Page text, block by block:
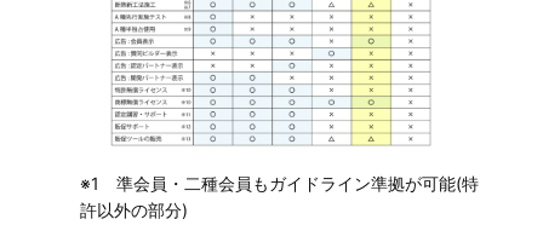
※1 準会員・二種会員もガイドライン準拠が可能(特
許以外の部分)